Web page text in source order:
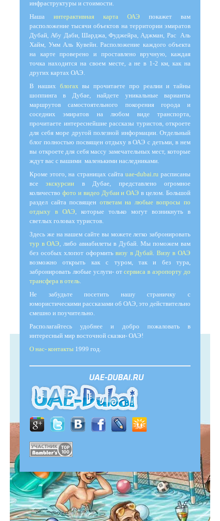
инфраструктуры и стоимости.
Наша интерактивная карта ОАЭ покажет вам
расположение тысячи объектов на территории эмиратов
Дубай, Абу Даби, Шарджа, Фуджейра, Аджман, Рас Аль
Хайм, Умм Аль Кувейн. Расположение каждого объекта
на карте проверено и проставлено вручную, каждая
точка находится на своем месте, а не в 1-2 км, как на
других картах ОАЭ.
В наших блогах вы прочитаете про реалии и тайны
шоппинга в Дубае, найдете уникальные варианты
маршрутов самостоятельного покорения города и
соседних эмиратов на любом виде транспорта,
прочитаете интереснейшие рассказы туристов, откроете
для себя море другой полезной информации. Отдельный
блог полностью посвящен отдыху в ОАЭ с детьми, в нем
вы откроете для себя массу замечательных мест, которые
ждут вас с вашими маленькими наследниками.
Кроме этого, на страницах сайта uae-dubai.ru расписаны
всеэкскурсии в Дубае, представлено огромное
количество фото и видео Дубаи и ОАЭ в целом. Большой
раздел сайта посвящен ответам на любые вопросы по
отдыху в ОАЭ , которые только могут возникнуть в
светлых головах туристов.
Здесь же на нашем сайте вы можете легко забронировать
тур в ОАЭ , либо авиабилеты в Дубай. Мы поможем вам
без особых хлопот оформитьвизу в Дубай Визу в ОАЭ
возможно открыть как с туром, так и без тура,
забронировать любые услуги- отсервиса в аэропорту до
трансфера в отель
Не забудьте посетить нашу страничку с
юмористическими рассказами об ОАЭ, это действительно
смешно и поучительно.
Располагайтесь удобнее и добро пожаловать в
интересный мир восточной сказки- ОАЭ!
О нас- контакты 1999 год.